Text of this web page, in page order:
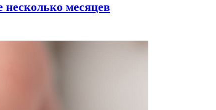
месяцев